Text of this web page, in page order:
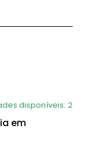
disponíveis: 2
em